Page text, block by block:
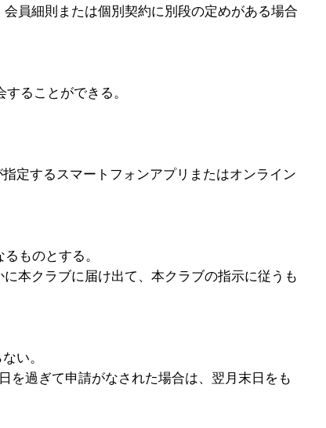
員細則または個別契約に別段の定めがある場合
ることができる。
定するスマートフォンアプリまたはオンライン
ものとする。
本クラブに届け出て、本クラブの指示に従うも
い。
を過ぎて申請がなされた場合は、翌月末日をも